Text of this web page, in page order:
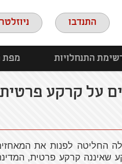
התנדבו ניוזלטר
התנחלויות מפת
על קרקע פרטית
החליטה לפנות את
שאיננה קרקע פרטית,